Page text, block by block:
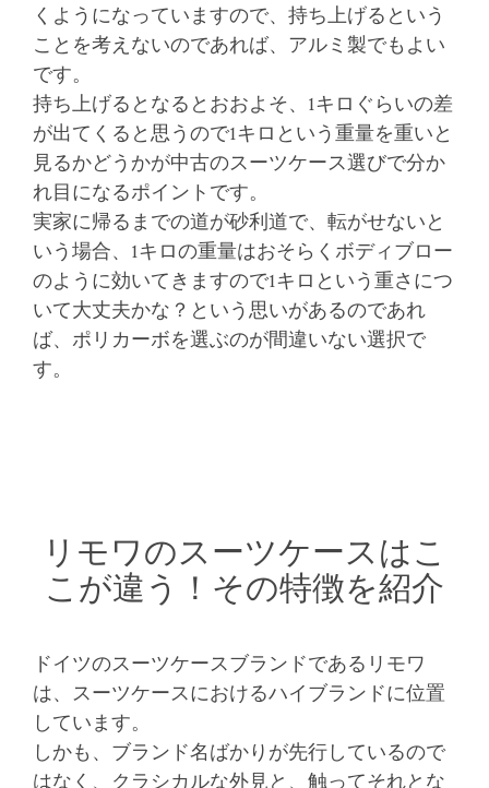
くようになっていますので、持ち上げるという
ことを考えないのであれば、アルミ製でもよい
です。
持ち上げるとなるとおおよそ、1キロぐらいの差
が出てくると思うので1キロという重量を重いと
見るかどうかが中古のスーツケース選びで分か
れ目になるポイントです。
実家に帰るまでの道が砂利道で、転がせないと
いう場合、1キロの重量はおそらくボディブロー
のように効いてきますので1キロという重さにつ
いて大丈夫かな？という思いがあるのであれ
ば、ポリカーボを選ぶのが間違いない選択で
す。
リモワのスーツケースはこ
こが違う！その特徴を紹介
ドイツのスーツケースブランドであるリモワ
は、スーツケースにおけるハイブランドに位置
しています。
しかも、ブランド名ばかりが先行しているので
はなく、クラシカルな外見と、触ってそれとな